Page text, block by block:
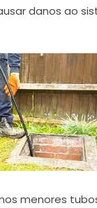
danos ao
menores